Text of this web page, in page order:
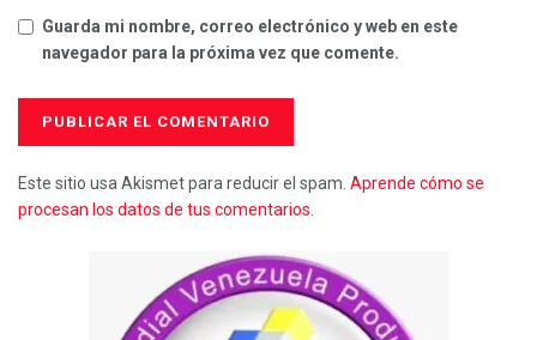
Guarda mi nombre, correo electrónico y web en este
navegador para la próxima vez que comente.
Este sitio usa Akismet para reducir el spam. Aprende cómo se
procesan los datos de tus comentarios.